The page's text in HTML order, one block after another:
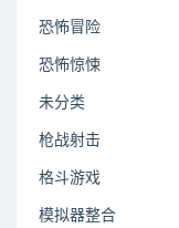
恐怖冒险
恐怖惊悚
未分类
枪战射击
格斗游戏
模拟器整合